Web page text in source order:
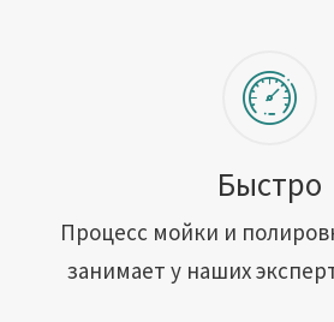
Быстро
Процесс мойки и
занимает у наших